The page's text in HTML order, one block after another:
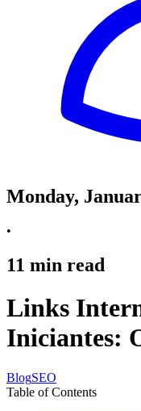
Monday,
•
11 min read
Links
Iniciantes:
BlogSEO
Table of Contents